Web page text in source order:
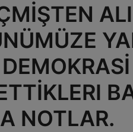
NOTLAR.